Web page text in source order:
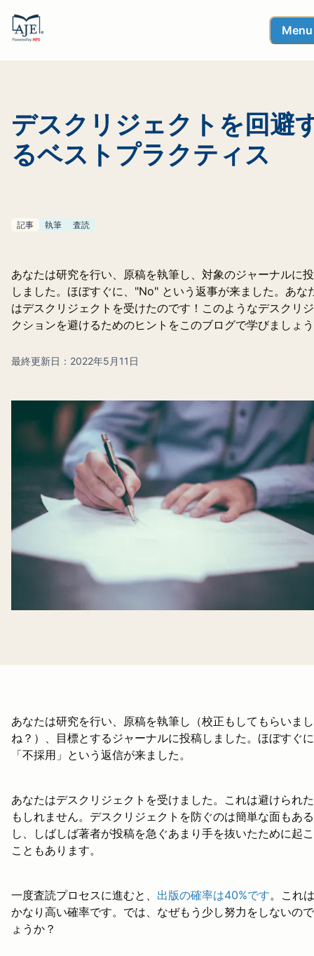
Menu
デスクリジェクトを回避
るベストプラクティス
記事 執筆 査読
あなたは研究を行い、原稿を執筆し、対象のジャーナルに
しました。ほぼすぐに、"No" という返事が来ました。あな
はデスクリジェクトを受けたのです！このようなデスクリ
クションを避けるためのヒントをこのブログで学びましょ
最終更新日：2022年5月11日
あなたは研究を行い、原稿を執筆し（校正もしてもらいま
ね？）、目標とするジャーナルに投稿しました。ほぼすぐ
「不採用」という返信が来ました。
あなたはデスクリジェクトを受けました。これは避けられ
もしれません。デスクリジェクトを防ぐのは簡単な面もある
し、しばしば著者が投稿を急ぐあまり手を抜いたために起
こともあります。
一度査読プロセスに進むと、 出版の確率は40%です。これは
かなり高い確率です。では、なぜもう少し努力をしないの
ょうか？